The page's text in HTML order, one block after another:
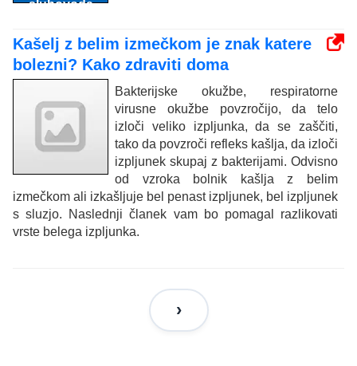
Kašelj z belim izmečkom je znak katere
bolezni? Kako zdraviti doma
Bakterijske okužbe, respiratorne
virusne okužbe povzročijo, da telo
izloči veliko izpljunka, da se zaščiti,
tako da povzroči refleks kašlja, da izloči
izpljunek skupaj z bakterijami. Odvisno
od vzroka bolnik kašlja z belim
izmečkom ali izkašljuje bel penast izpljunek, bel izpljunek
s sluzjo. Naslednji članek vam bo pomagal razlikovati
vrste belega izpljunka.